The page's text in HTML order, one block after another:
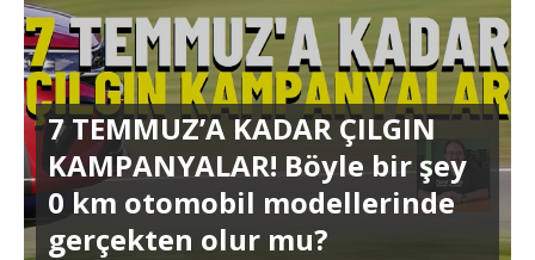
7 TEMMUZ’A KADAR ÇILGIN
KAMPANYALAR! Böyle bir şey
0 km otomobil modellerinde
gerçekten olur mu?